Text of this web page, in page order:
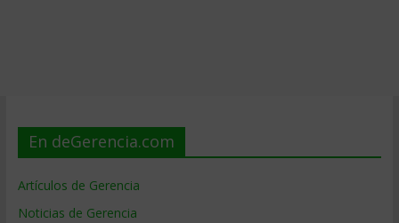
En deGerencia.com
Artículos de Gerencia
Noticias de Gerencia